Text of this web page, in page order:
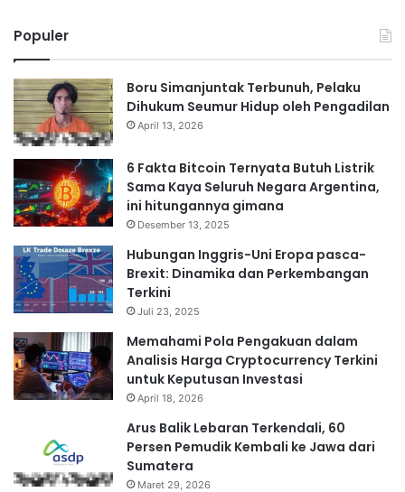
Populer
Boru Simanjuntak Terbunuh, Pelaku
Dihukum Seumur Hidup oleh Pengadilan
April 13, 2026
6 Fakta Bitcoin Ternyata Butuh Listrik
Sama Kaya Seluruh Negara Argentina,
ini hitungannya gimana
Desember 13, 2025
Hubungan Inggris-Uni Eropa pasca-
Brexit: Dinamika dan Perkembangan
Terkini
Juli 23, 2025
Memahami Pola Pengakuan dalam
Analisis Harga Cryptocurrency Terkini
untuk Keputusan Investasi
April 18, 2026
Arus Balik Lebaran Terkendali, 60
Persen Pemudik Kembali ke Jawa dari
Sumatera
Maret 29, 2026